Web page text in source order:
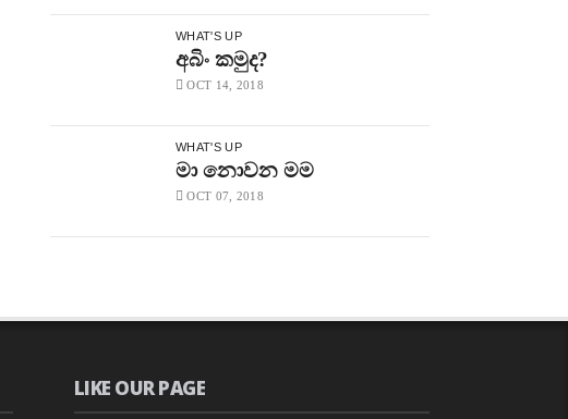
WHAT'S UP
අබිං කමුද?
OCT 14, 2018
WHAT'S UP
මා නොවන මම
OCT 07, 2018
LIKE OUR PAGE